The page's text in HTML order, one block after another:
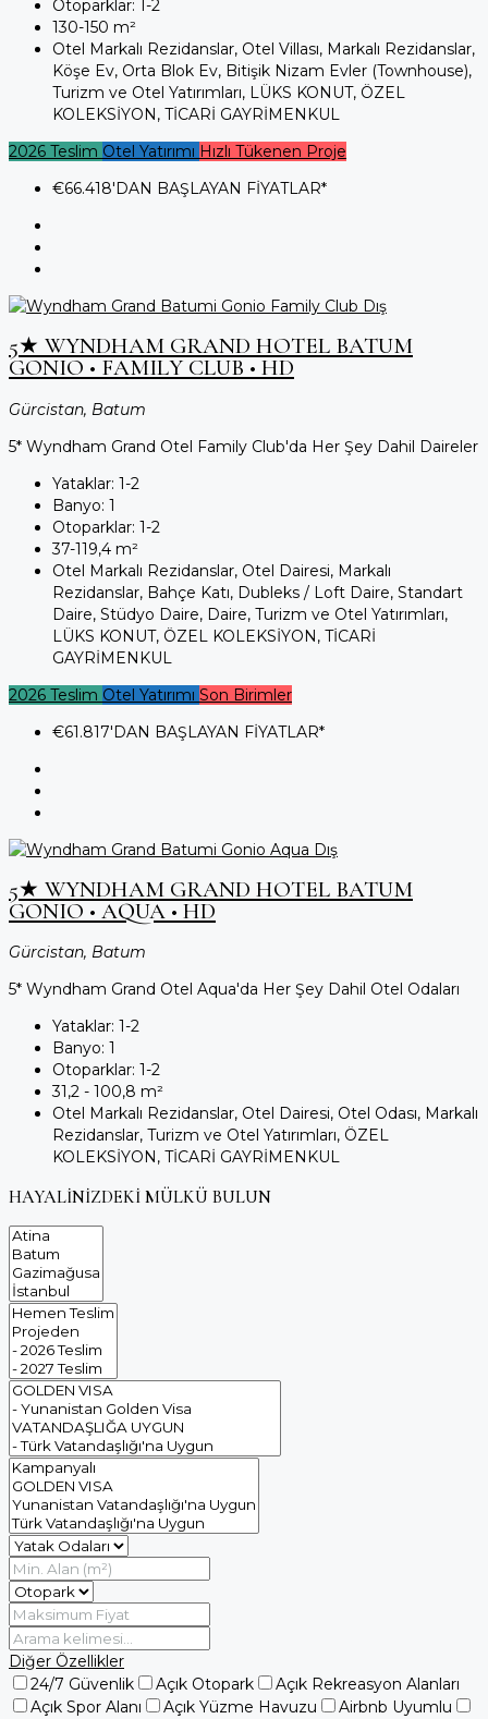
Otoparklar:
1-2
130-150 m²
Otel Markalı Rezidanslar, Otel Villası, Markalı Rezidanslar,
Köşe Ev, Orta Blok Ev, Bitişik Nizam Evler (Townhouse),
Turizm ve Otel Yatırımları, LÜKS KONUT, ÖZEL
KOLEKSİYON, TİCARİ GAYRİMENKUL
2026 Teslim Otel Yatırımı Hızlı Tükenen Proje
€66.418'DAN BAŞLAYAN FİYATLAR*
5★ WYNDHAM GRAND HOTEL BATUM
GONIO • FAMILY CLUB • HD
Gürcistan, Batum
5* Wyndham Grand Otel Family Club'da Her Şey Dahil Daireler
Yataklar: 1-2
Banyo: 1
Otoparklar: 1-2
37-119,4 m²
Otel Markalı Rezidanslar, Otel Dairesi, Markalı
Rezidanslar, Bahçe Katı, Dubleks / Loft Daire, Standart
Daire, Stüdyo Daire, Daire, Turizm ve Otel Yatırımları,
LÜKS KONUT, ÖZEL KOLEKSİYON, TİCARİ
GAYRİMENKUL
2026 Teslim Otel Yatırımı Son Birimler
€61.817'DAN BAŞLAYAN FİYATLAR*
5★ WYNDHAM GRAND HOTEL BATUM
GONIO • AQUA • HD
Gürcistan, Batum
5* Wyndham Grand Otel Aqua'da Her Şey Dahil Otel Odaları
Yataklar: 1-2
Banyo: 1
Otoparklar: 1-2
31,2 - 100,8 m²
Otel Markalı Rezidanslar, Otel Dairesi, Otel Odası, Markalı
Rezidanslar, Turizm ve Otel Yatırımları, ÖZEL
KOLEKSİYON, TİCARİ GAYRİMENKUL
HAYALİNİZDEKİ MÜLKÜ BULUN
Diğer Özellikler
24/7 Güvenlik
Açık Otopark
Açık Rekreasyon Alanları
Açık Spor Alanı
Açık Yüzme Havuzu
Airbnb Uyumlu